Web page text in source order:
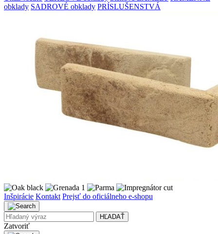
obklady SADROVÉ obklady PRÍSLUŠENSTVÁ
Inšpirácie Kontakt Prejsť do oficiálneho e-shopu
HĽADAŤ
Zatvoriť